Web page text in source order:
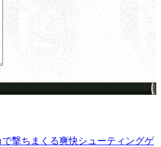
で撃ちまくる爽快シューティングゲ